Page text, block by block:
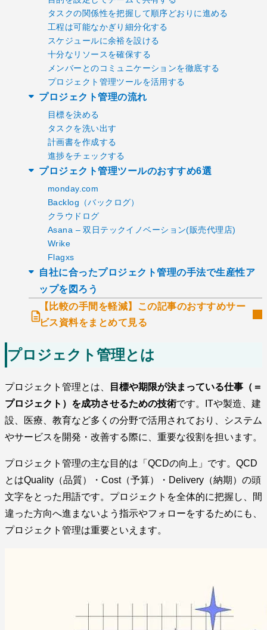
タスクの関係性を把握して順序どおりに進める
工程は可能なかぎり細分化する
スケジュールに余裕を設ける
十分なリソースを確保する
メンバーとのコミュニケーションを徹底する
プロジェクト管理ツールを活用する
プロジェクト管理の流れ
目標を決める
タスクを洗い出す
計画書を作成する
進捗をチェックする
プロジェクト管理ツールのおすすめ6選
monday.com
Backlog（バックログ）
クラウドログ
Asana – 双日テックイノベーション(販売代理店)
Wrike
Flagxs
自社に合ったプロジェクト管理の手法で生産性ア
ップを図ろう
【比較の手間を軽減】この記事のおすすめサー
ビス資料をまとめて見る
プロジェクト管理とは
プロジェクト管理とは、
目標や期限が決まっている仕事（＝
プロジェクト）を成功させるための技術です。ITや製造、建
設、医療、教育など多くの分野で活用されており、システム
やサービスを開発・改善する際に、重要な役割を担います。
プロジェクト管理の主な目的は「QCDの向上」です。QCD
とはQuality（品質）・Cost（予算）・Delivery（納期）の頭
文字をとった用語です。プロジェクトを全体的に把握し、間
違った方向へ進まないよう指示やフォローをするためにも、
プロジェクト管理は重要といえます。